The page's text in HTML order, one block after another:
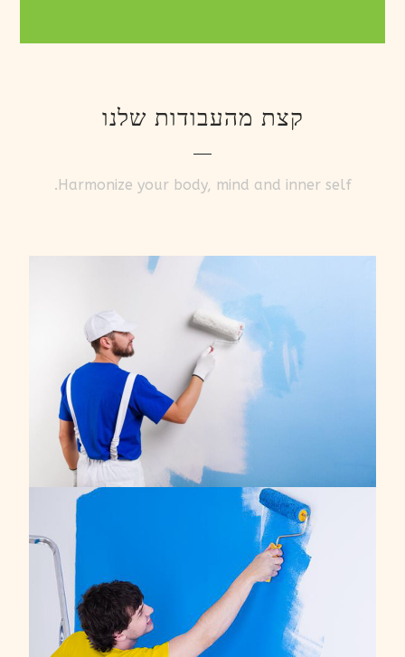
קצת מהעבודות שלנו
Harmonize your body, mind and inner self.